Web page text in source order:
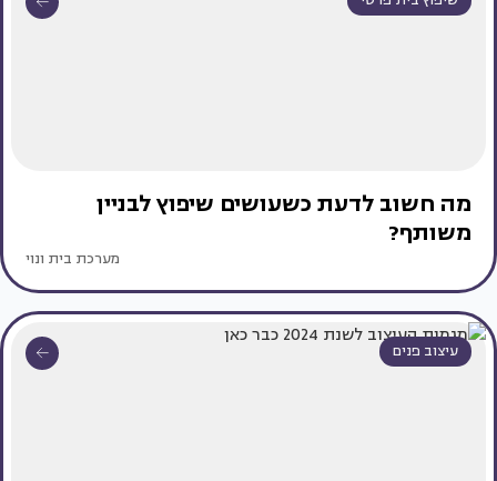
מה חשוב לדעת כשעושים שיפוץ לבניין
משותף?
מערכת בית ונוי
עיצוב פנים